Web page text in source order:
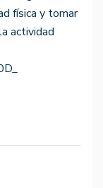
física y tomar
actividad